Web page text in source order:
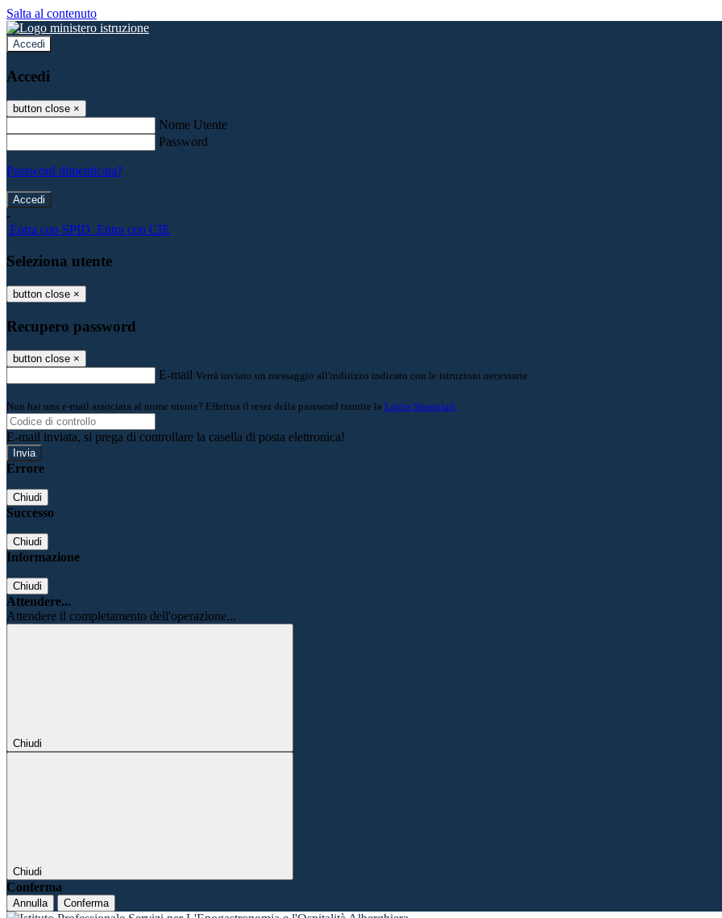
Salta al contenuto
Accedi
Accedi
button close ×
Nome Utente
Password
Password dimenticata?
-
Entra con SPID Entra con CIE
Seleziona utente
button close ×
Recupero password
button close ×
E-mail Verrà inviato un messaggio all'indirizzo indicato con le istruzioni necessarie.
Non hai una e-mail associata al nome utente? Effettua il reset della password tramite la Login Spaggiari
E-mail inviata, si prega di controllare la casella di posta elettronica!
Errore
Chiudi
Successo
Chiudi
Informazione
Chiudi
Attendere...
Attendere il completamento dell'operazione...
Chiudi
Chiudi
Conferma
Annulla Conferma